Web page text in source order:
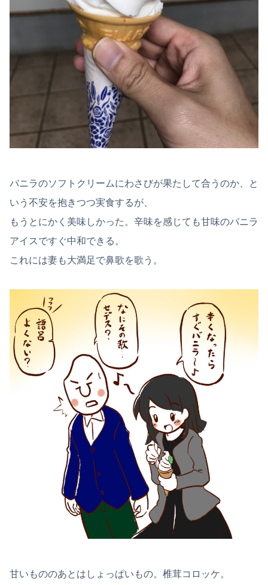
バニラのソフトクリームにわさびが果たして合うのか、と
いう不安を抱きつつ実食するが、
もうとにかく美味しかった。辛味を感じても甘味のバニラ
アイスですぐ中和できる。
これには妻も大満足で鼻歌を歌う。
甘いもののあとはしょっぱいもの。椎茸コロッケ。